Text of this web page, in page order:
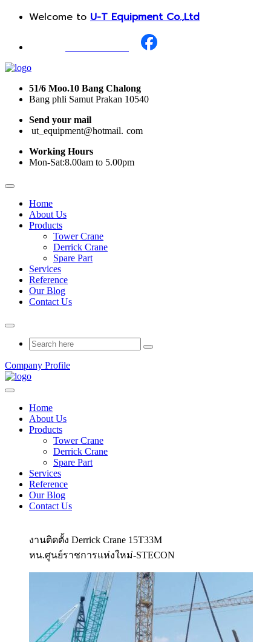
Welcome to U-T Equipment Co.,Ltd
51/6 Moo.10 Bang Chalong
Bang phli Samut Prakan 10540
Send your mail
ut_equipment@hotmail. com
Working Hours
Mon-Sat:8.00am to 5.00pm
Home
About Us
Products
Tower Crane
Derrick Crane
Spare Part
Services
Reference
Our Blog
Contact Us
Company Profile
Home
About Us
Products
Tower Crane
Derrick Crane
Spare Part
Services
Reference
Our Blog
Contact Us
งานติดตั้ง Derrick Crane 15T33M
หน.ศูนย์ราชการแห่งใหม่-STECON